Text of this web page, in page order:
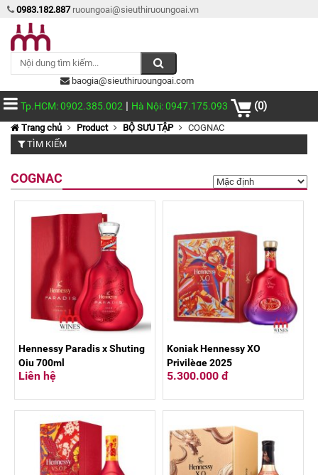
0983.182.887 ruoungoai@sieuthiruoungoai.vn
baogia@sieuthiruoungoai.com
Tp.HCM: 0902.385.002 | Hà Nội: 0947.175.093 (0)
Trang chủ Product BỘ SƯU TẬP
COGNAC
TÌM KIẾM
COGNAC
Hennessy Paradis x Shuting
Qiu 700ml
Liên hệ
Koniak Hennessy XO
Privilège 2025
5.300.000 đ